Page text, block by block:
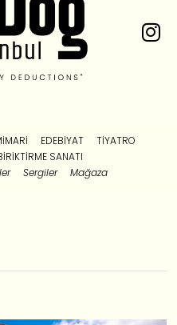
EDEBIYAT
TIYATRO
SANATI
Sergiler Mağaza